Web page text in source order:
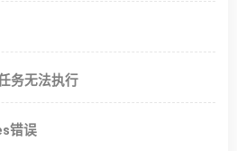
务无法执行
错误